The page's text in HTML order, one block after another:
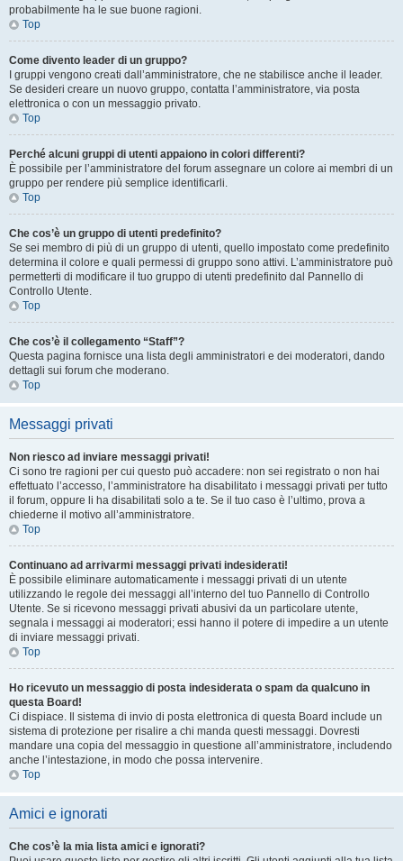
probabilmente ha le sue buone ragioni.
Top
Come divento leader di un gruppo?
I gruppi vengono creati dall’amministratore, che ne stabilisce anche il leader.
Se desideri creare un nuovo gruppo, contatta l’amministratore, via posta
elettronica o con un messaggio privato.
Top
Perché alcuni gruppi di utenti appaiono in colori differenti?
È possibile per l’amministratore del forum assegnare un colore ai membri di un
gruppo per rendere più semplice identificarli.
Top
Che cos’è un gruppo di utenti predefinito?
Se sei membro di più di un gruppo di utenti, quello impostato come predefinito
determina il colore e quali permessi di gruppo sono attivi. L’amministratore può
permetterti di modificare il tuo gruppo di utenti predefinito dal Pannello di
Controllo Utente.
Top
Che cos’è il collegamento “Staff”?
Questa pagina fornisce una lista degli amministratori e dei moderatori, dando
dettagli sui forum che moderano.
Top
Messaggi privati
Non riesco ad inviare messaggi privati!
Ci sono tre ragioni per cui questo può accadere: non sei registrato o non hai
effettuato l’accesso, l’amministratore ha disabilitato i messaggi privati per tutto
il forum, oppure li ha disabilitati solo a te. Se il tuo caso è l’ultimo, prova a
chiederne il motivo all’amministratore.
Top
Continuano ad arrivarmi messaggi privati indesiderati!
È possibile eliminare automaticamente i messaggi privati ​​di un utente
utilizzando le regole dei messaggi all’interno del tuo Pannello di Controllo
Utente. Se si ricevono messaggi privati ​​abusivi da un particolare utente,
segnala i messaggi ai moderatori; essi hanno il potere di impedire a un utente
di inviare messaggi privati​​.
Top
Ho ricevuto un messaggio di posta indesiderata o spam da qualcuno in
questa Board!
Ci dispiace. Il sistema di invio di posta elettronica di questa Board include un
sistema di protezione per risalire a chi manda questi messaggi. Dovresti
mandare una copia del messaggio in questione all’amministratore, includendo
anche l’intestazione, in modo che possa intervenire.
Top
Amici e ignorati
Che cos’è la mia lista amici e ignorati?